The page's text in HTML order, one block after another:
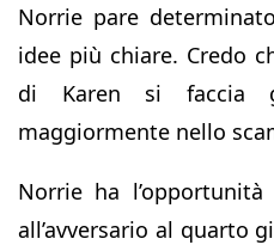
Norrie pare
idee più chiare. Credo
di Karen si faccia
maggiormente nello
Norrie ha
all’avversario al quarto